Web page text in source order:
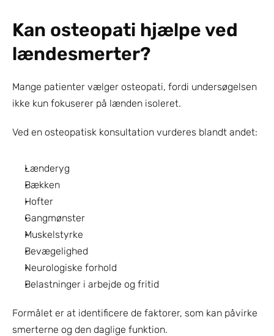
Kan osteopati hjælpe ved
lændesmerter?
Mange patienter vælger osteopati, fordi undersøgelsen
ikke kun fokuserer på lænden isoleret.
Ved en osteopatisk konsultation vurderes blandt andet:
Lænderyg
Bækken
Hofter
Gangmønster
Muskelstyrke
Bevægelighed
Neurologiske forhold
Belastninger i arbejde og fritid
Formålet er at identificere de faktorer, som kan påvirke
smerterne og den daglige funktion.